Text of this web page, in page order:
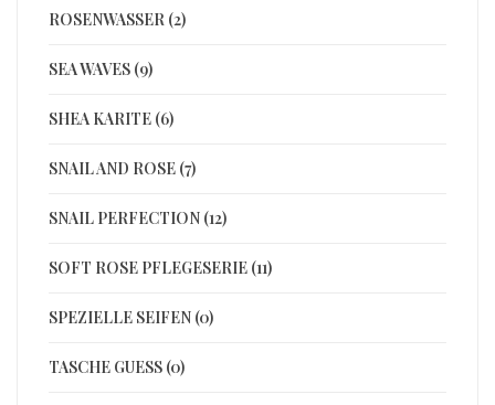
ROSENWASSER (2)
SEA WAVES (9)
SHEA KARITE (6)
SNAIL AND ROSE (7)
SNAIL PERFECTION (12)
SOFT ROSE PFLEGESERIE (11)
SPEZIELLE SEIFEN (0)
TASCHE GUESS (0)